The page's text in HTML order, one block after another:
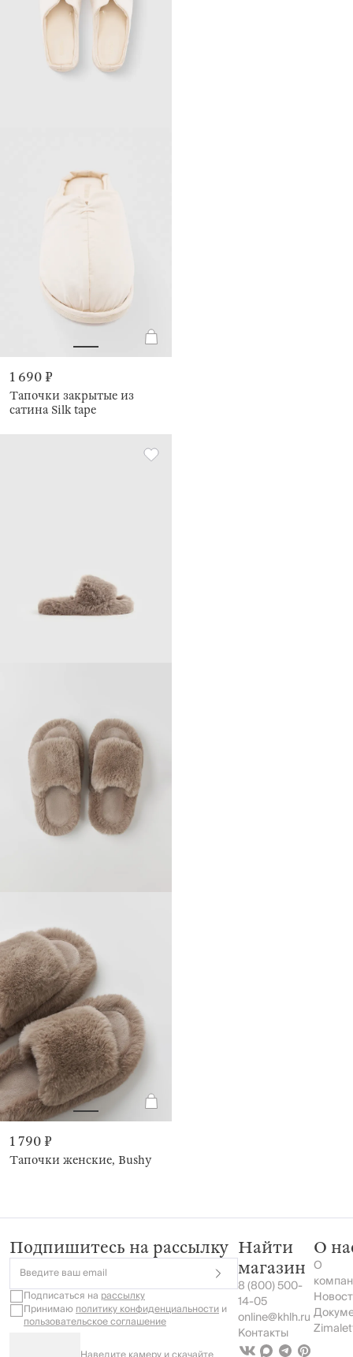
1 690 ₽
Тапочки закрытые из
сатина Silk tape
1 790 ₽
Тапочки женские, Bushy
Подпишитесь на рассылку
Введите ваш email
Подписаться на рассылку
Принимаюполитику конфиденциальностии
пользовательское соглашение
Найти
магазин
8 (800) 500-
14-05
online@khlh.ru
Контакты
О
О